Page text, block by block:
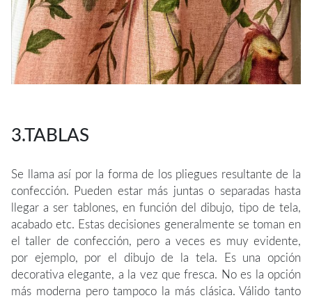
3.TABLAS
Se llama así por la forma de los pliegues resultante de la
confección. Pueden estar más juntas o separadas hasta
llegar a ser tablones, en función del dibujo, tipo de tela,
acabado etc. Estas decisiones generalmente se toman en
el taller de confección, pero a veces es muy evidente,
por ejemplo, por el dibujo de la tela. Es una opción
decorativa elegante, a la vez que fresca. No es la opción
más moderna pero tampoco la más clásica. Válido tanto